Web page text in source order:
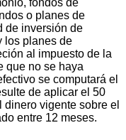
fondos de
o planes de
de inversión de
los planes de
al impuesto de la
que no se haya
se computará el
de aplicar el 50
vigente sobre el
entre 12 meses.